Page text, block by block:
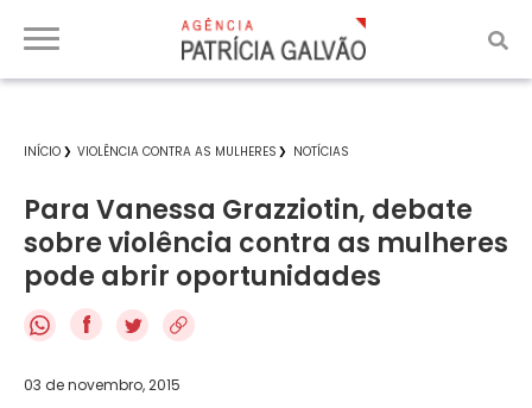
INÍCIO VIOLÊNCIA CONTRA AS MULHERES NOTÍCIAS
Para Vanessa Grazziotin, debate
sobre violência contra as mulheres
pode abrir oportunidades
f
03 de novembro, 2015